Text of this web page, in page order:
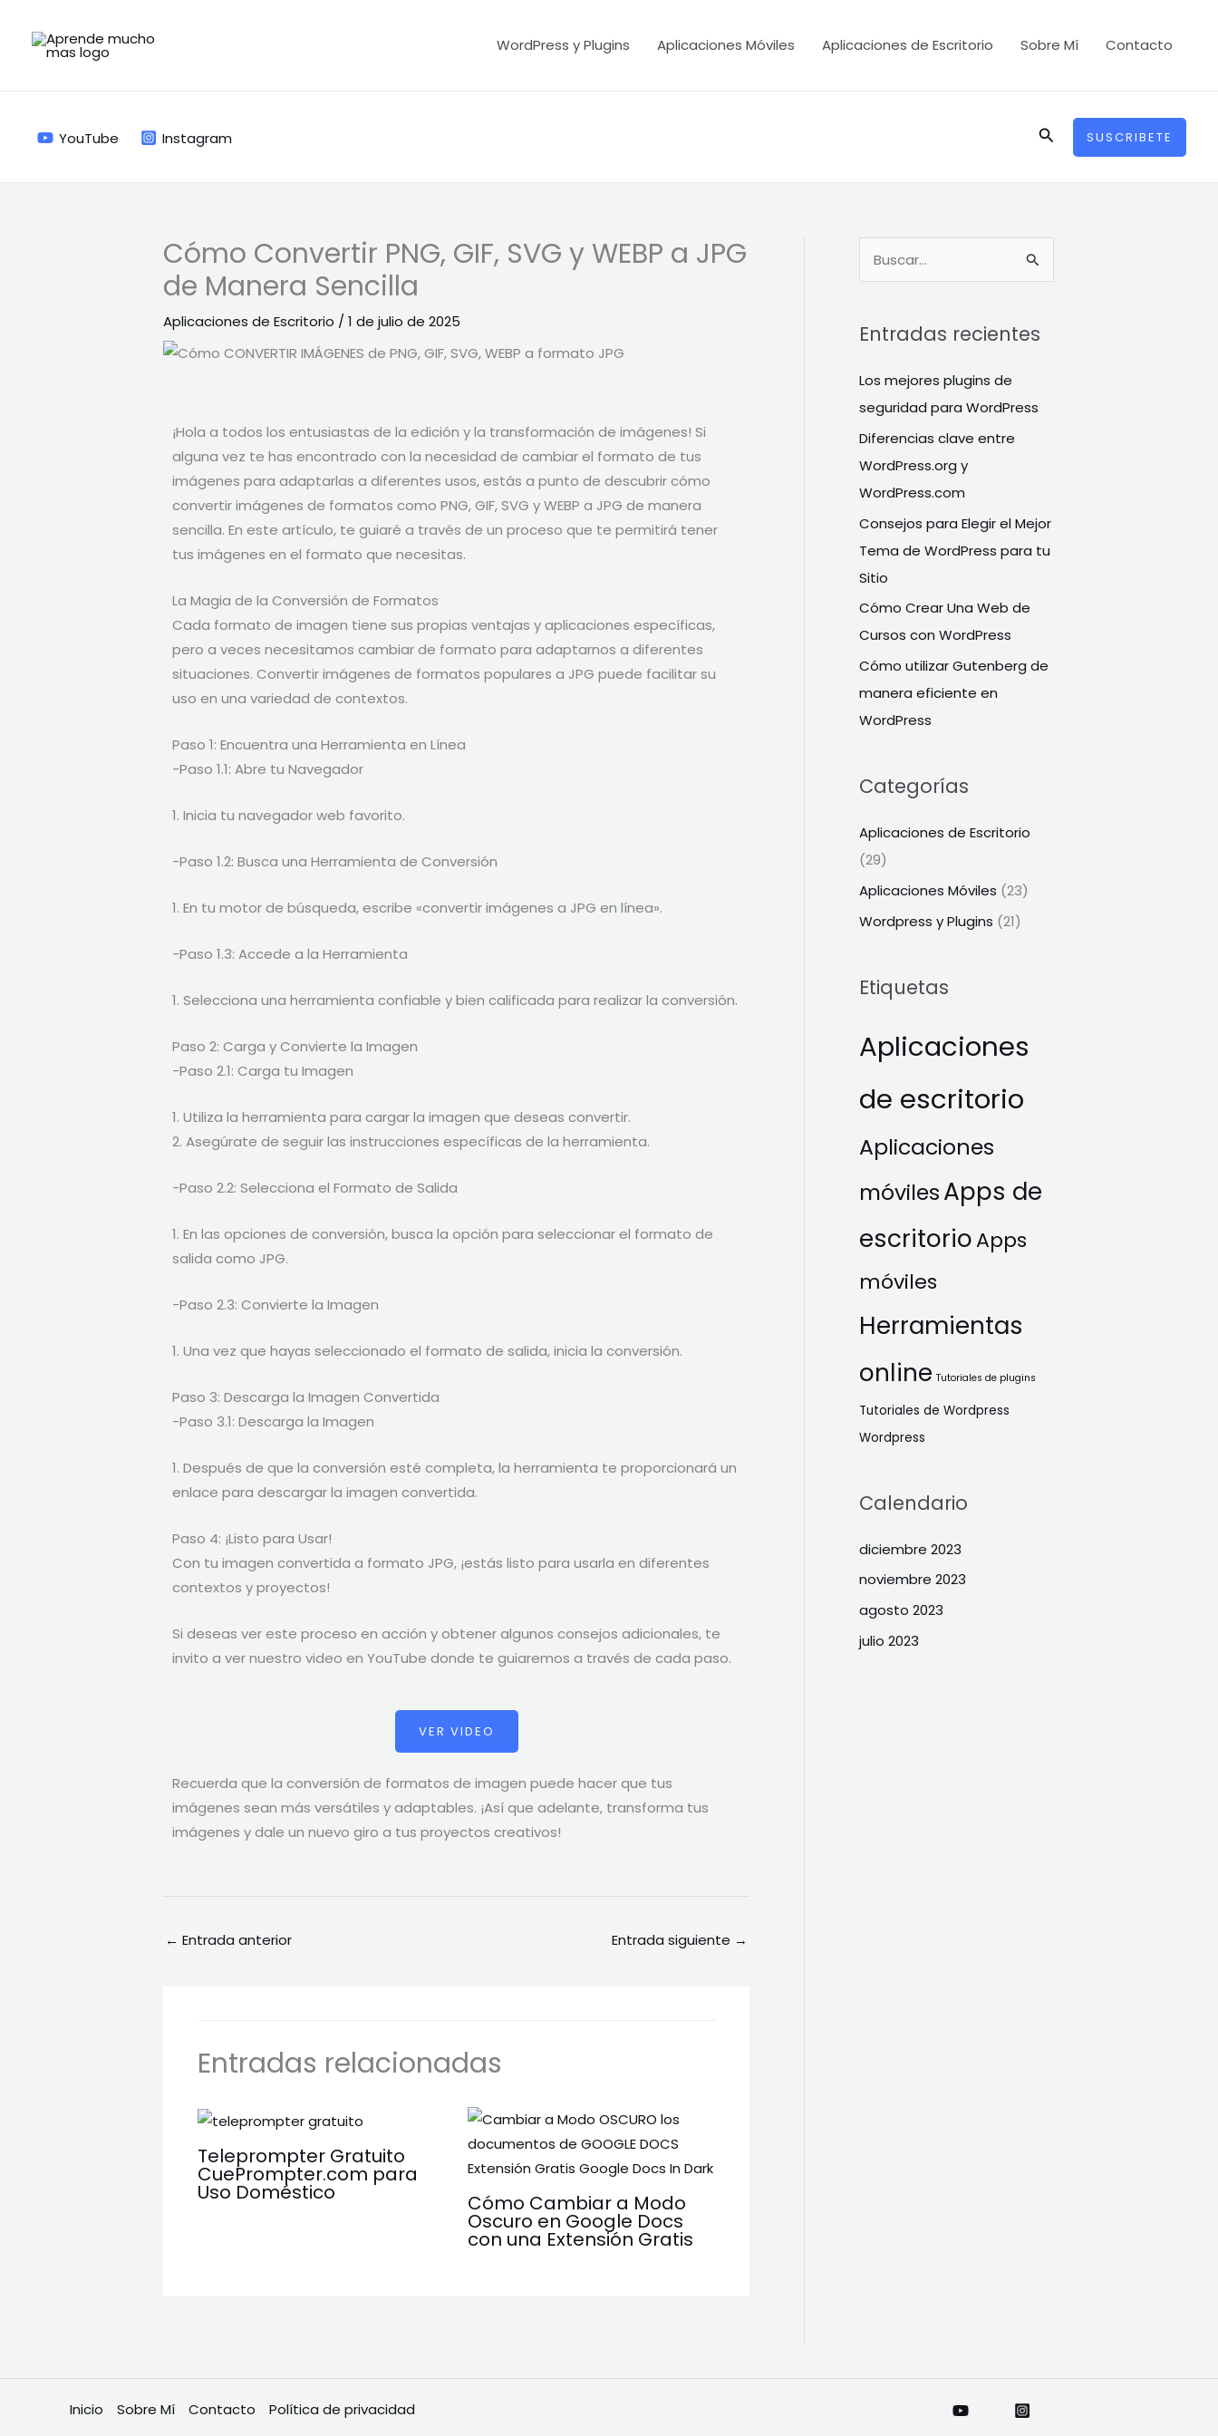
contenido
WordPress y Plugins Aplicaciones Móviles Aplicaciones de Escritorio Sobre Mí Contacto
YouTube Instagram BuscarSUSCRIBETE
Cómo Convertir PNG, GIF, SVG y WEBP a JPG
de Manera Sencilla
Aplicaciones de Escritorio / 1 de julio de 2025
¡Hola a todos los entusiastas de la edición y la transformación de imágenes! Si
alguna vez te has encontrado con la necesidad de cambiar el formato de tus
imágenes para adaptarlas a diferentes usos, estás a punto de descubrir cómo
convertir imágenes de formatos como PNG, GIF, SVG y WEBP a JPG de manera
sencilla. En este artículo, te guiaré a través de un proceso que te permitirá tener
tus imágenes en el formato que necesitas.
La Magia de la Conversión de Formatos
Cada formato de imagen tiene sus propias ventajas y aplicaciones específicas,
pero a veces necesitamos cambiar de formato para adaptarnos a diferentes
situaciones. Convertir imágenes de formatos populares a JPG puede facilitar su
uso en una variedad de contextos.
Paso 1: Encuentra una Herramienta en Línea
-Paso 1.1: Abre tu Navegador
1. Inicia tu navegador web favorito.
-Paso 1.2: Busca una Herramienta de Conversión
1. En tu motor de búsqueda, escribe «convertir imágenes a JPG en línea».
-Paso 1.3: Accede a la Herramienta
1. Selecciona una herramienta confiable y bien calificada para realizar la conversión.
Paso 2: Carga y Convierte la Imagen
-Paso 2.1: Carga tu Imagen
1. Utiliza la herramienta para cargar la imagen que deseas convertir.
2. Asegúrate de seguir las instrucciones específicas de la herramienta.
-Paso 2.2: Selecciona el Formato de Salida
1. En las opciones de conversión, busca la opción para seleccionar el formato de
salida como JPG.
-Paso 2.3: Convierte la Imagen
1. Una vez que hayas seleccionado el formato de salida, inicia la conversión.
Paso 3: Descarga la Imagen Convertida
-Paso 3.1: Descarga la Imagen
1. Después de que la conversión esté completa, la herramienta te proporcionará un
enlace para descargar la imagen convertida.
Paso 4: ¡Listo para Usar!
Con tu imagen convertida a formato JPG, ¡estás listo para usarla en diferentes
contextos y proyectos!
Si deseas ver este proceso en acción y obtener algunos consejos adicionales, te
invito a ver nuestro video en YouTube donde te guiaremos a través de cada paso.
VER VIDEO
Recuerda que la conversión de formatos de imagen puede hacer que tus
imágenes sean más versátiles y adaptables. ¡Así que adelante, transforma tus
imágenes y dale un nuevo giro a tus proyectos creativos!
← Entrada anterior Entrada siguiente →
Entradas relacionadas
Teleprompter Gratuito
CuePrompter.com para
Uso Doméstico Cómo Cambiar a Modo
Oscuro en Google Docs
con una Extensión Gratis
c
Entradas recientes
Los mejores plugins de
seguridad para WordPress
Diferencias clave entre
WordPress.org y
WordPress.com
Consejos para Elegir el Mejor
Tema de WordPress para tu
Sitio
Cómo Crear Una Web de
Cursos con WordPress
Cómo utilizar Gutenberg de
manera eficiente en
WordPress
Categorías
Aplicaciones de Escritorio
(29)
Aplicaciones Móviles (23)
Wordpress y Plugins (21)
Etiquetas
Aplicaciones
de escritorio
Aplicaciones
móvilesApps de
escritorioApps
móviles
Herramientas
online Tutoriales de plugins
Tutoriales de Wordpress
Wordpress
Calendario
diciembre 2023
noviembre 2023
agosto 2023
julio 2023
Inicio Sobre Mí Contacto Política de privacidad